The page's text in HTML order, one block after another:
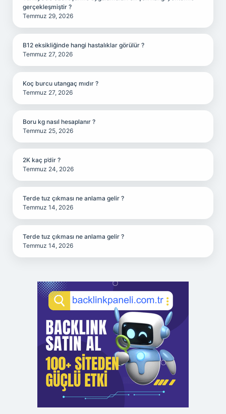
gerçekleşmiştir ?
Temmuz 29, 2026
B12 eksikliğinde hangi hastalıklar görülür ?
Temmuz 27, 2026
Koç burcu utangaç mıdır ?
Temmuz 27, 2026
Boru kg nasıl hesaplanır ?
Temmuz 25, 2026
2K kaç p’dir ?
Temmuz 24, 2026
Terde tuz çıkması ne anlama gelir ?
Temmuz 14, 2026
Terde tuz çıkması ne anlama gelir ?
Temmuz 14, 2026